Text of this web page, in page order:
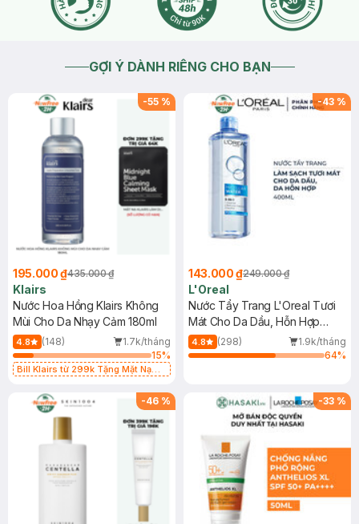
GỢI Ý DÀNH RIÊNG CHO BẠN
-55 %
195.000 ₫435.000 ₫
Klairs
Nước Hoa Hồng Klairs Không
Mùi Cho Da Nhạy Cảm 180ml
4.8 (148)
1.7k/tháng
15%
Bill Klairs từ 299k Tặng Mặt Nạ
25ml (SL Có Hạn)
-43 %
143.000 ₫249.000 ₫
L'Oreal
Nước Tẩy Trang L'Oreal Tươi
Mát Cho Da Dầu, Hỗn Hợp
400ml
4.8 (298)
1.9k/tháng
64%
-46 % -33 %